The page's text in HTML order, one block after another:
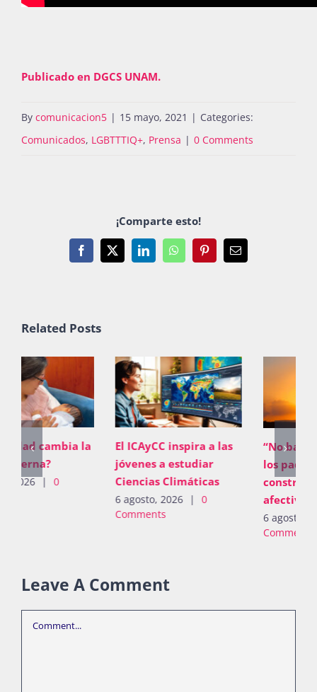
Publicado en DGCS UNAM.
By comunicacion5 | 15 mayo, 2021 | Categories:
Comunicados, LGBTTTIQ+, Prensa | 0 Comments
¡Comparte esto!
Facebook
X LinkedInWhatsAppPinterestEmail
Related Posts
El ICAyCC inspira a las
jóvenes a estudiar
Ciencias Climáticas
“No basta con proveer;
los padres deben
construir vínculos
afectivos”
Leave A Comment
Comment